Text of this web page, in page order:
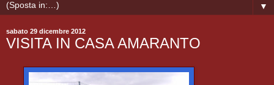
▼
sabato 29 dicembre 2012
VISITA IN CASA AMARANTO